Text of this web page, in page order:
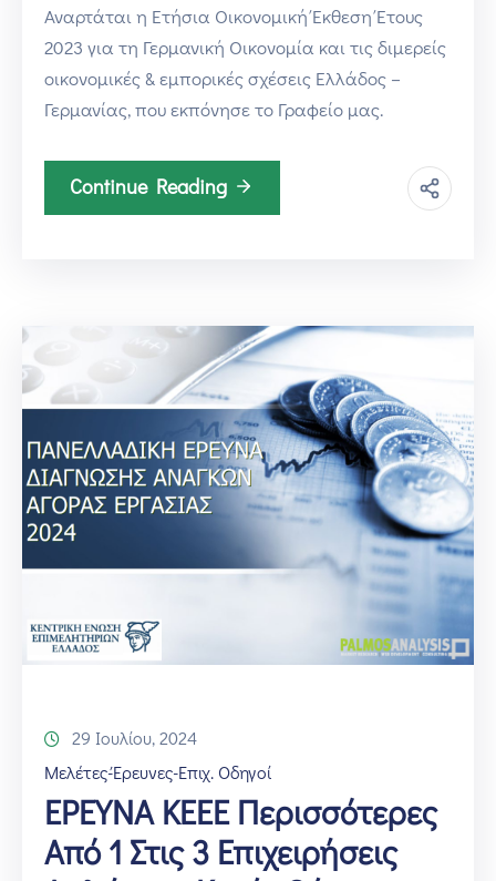
Αναρτάται η Ετήσια Οικονομική Έκθεση Έτους
2023 για τη Γερμανική Οικονομία και τις διμερείς
οικονομικές & εμπορικές σχέσεις Ελλάδος –
Γερμανίας, που εκπόνησε το Γραφείο μας.
Continue Reading
29 Ιουλίου, 2024
Μελέτες-Έρευνες-Επιχ. Οδηγοί
ΕΡΕΥΝΑ ΚΕΕΕ Περισσότερες
Από 1 Στις 3 Επιχειρήσεις